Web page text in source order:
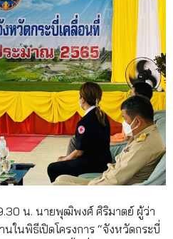
น. นายพุฒิพงศ์ ศิริมาตย์ ผู้ว่า
ในพิธีเปิดโครงการ “จังหวัดกระบี่